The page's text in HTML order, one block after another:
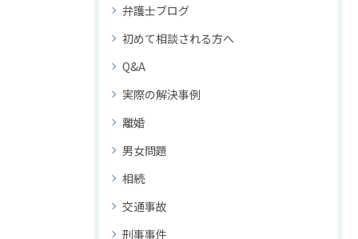
弁護士ブログ
初めて相談される方へ
Q&A
実際の解決事例
離婚
男女問題
相続
交通事故
刑事事件